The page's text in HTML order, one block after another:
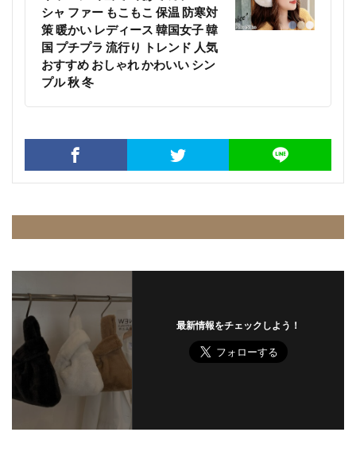
シャ ファー もこもこ 保温 防寒対
策 暖かい レディース 韓国女子 韓
国 プチプラ 流行り トレンド 人気
おすすめ おしゃれ かわいい シン
プル 秋 冬
最新情報をチェックしよう！